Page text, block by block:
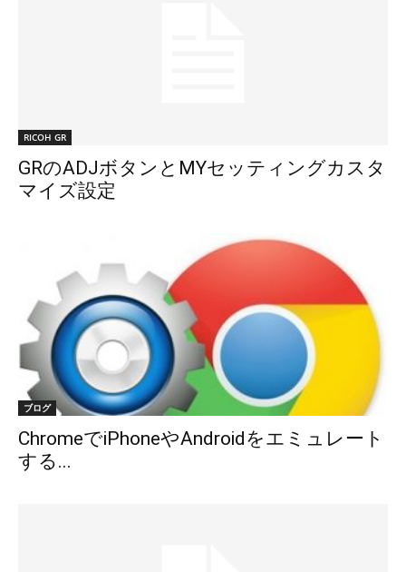
RICOH GR
GRのADJボタンとMYセッティングカスタ
マイズ設定
ブログ
ChromeでiPhoneやAndroidをエミュレート
する...